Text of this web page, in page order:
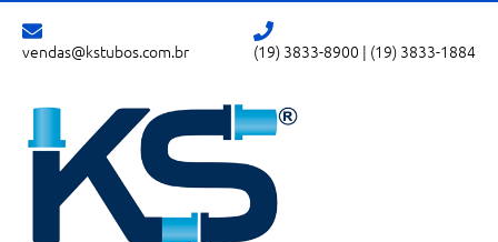
vendas@kstubos.com.br (19) 3833-8900 | (19) 3833-1884